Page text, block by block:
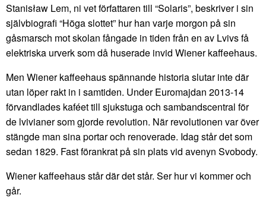
Stanisław Lem, ni vet författaren till “Solaris”, beskriver i sin
självbiografi “Höga slottet” hur han varje morgon på sin
gåsmarsch mot skolan fångade in tiden från en av Lvivs få
elektriska urverk som då huserade invid Wiener kaffeehaus.
Men Wiener kaffeehaus spännande historia slutar inte där
utan löper rakt in i samtiden. Under Euromajdan 2013-14
förvandlades kaféet till sjukstuga och sambandscentral för
de lvivianer som gjorde revolution. När revolutionen var över
stängde man sina portar och renoverade. Idag står det som
sedan 1829. Fast förankrat på sin plats vid avenyn Svobody.
Wiener kaffeehaus står där det står. Ser hur vi kommer och
går.